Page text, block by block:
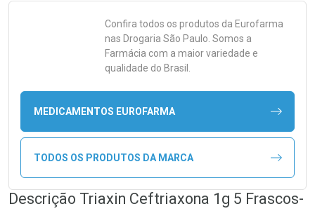
Confira todos os produtos da Eurofarma
nas Drogaria São Paulo. Somos a
Farmácia com a maior variedade e
qualidade do Brasil.
MEDICAMENTOS EUROFARMA
TODOS OS PRODUTOS DA MARCA
Descrição Triaxin Ceftriaxona 1g 5 Frascos-